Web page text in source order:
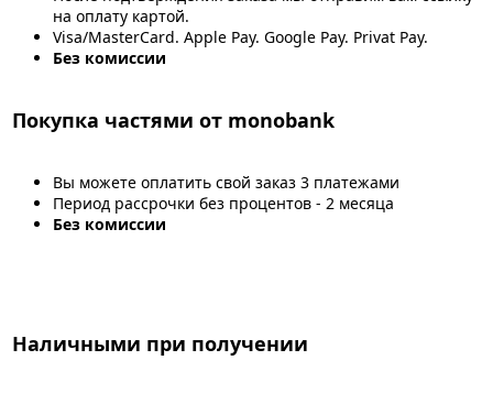
на оплату картой.
Visa/MasterCard. Apple Pay. Google Pay. Privat Pay.
Без комиссии
Покупка частями от monobank
Вы можете оплатить свой заказ 3 платежами
Период рассрочки без процентов - 2 месяца
Без комиссии
Наличными при получении